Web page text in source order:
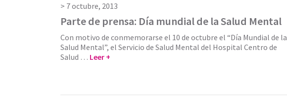
7 octubre, 2013
Parte de prensa: Día mundial de la Salud Mental
Con motivo de conmemorarse el 10 de octubre el “Día Mundial de la
Salud Mental”, el Servicio de Salud Mental del Hospital Centro de
Salud … Leer +